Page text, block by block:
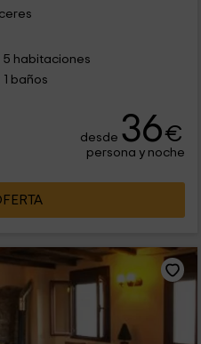
5 habitaciones
1 baños
desde 36€
persona y noche